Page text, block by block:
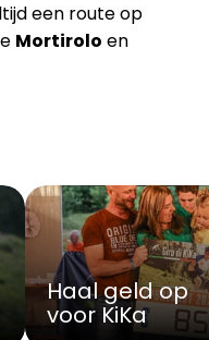
een route op
Mortirolo
Haal geld op
voor KiKa